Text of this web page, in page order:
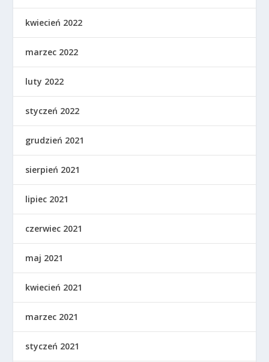
kwiecień 2022
marzec 2022
luty 2022
styczeń 2022
grudzień 2021
sierpień 2021
lipiec 2021
czerwiec 2021
maj 2021
kwiecień 2021
marzec 2021
styczeń 2021